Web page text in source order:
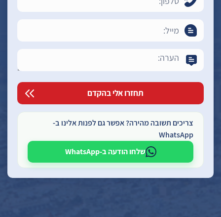
צריכים תשובה מהירה? אפשר גם לפנות אלינו ב-
WhatsApp
שלחו הודעה ב-WhatsApp